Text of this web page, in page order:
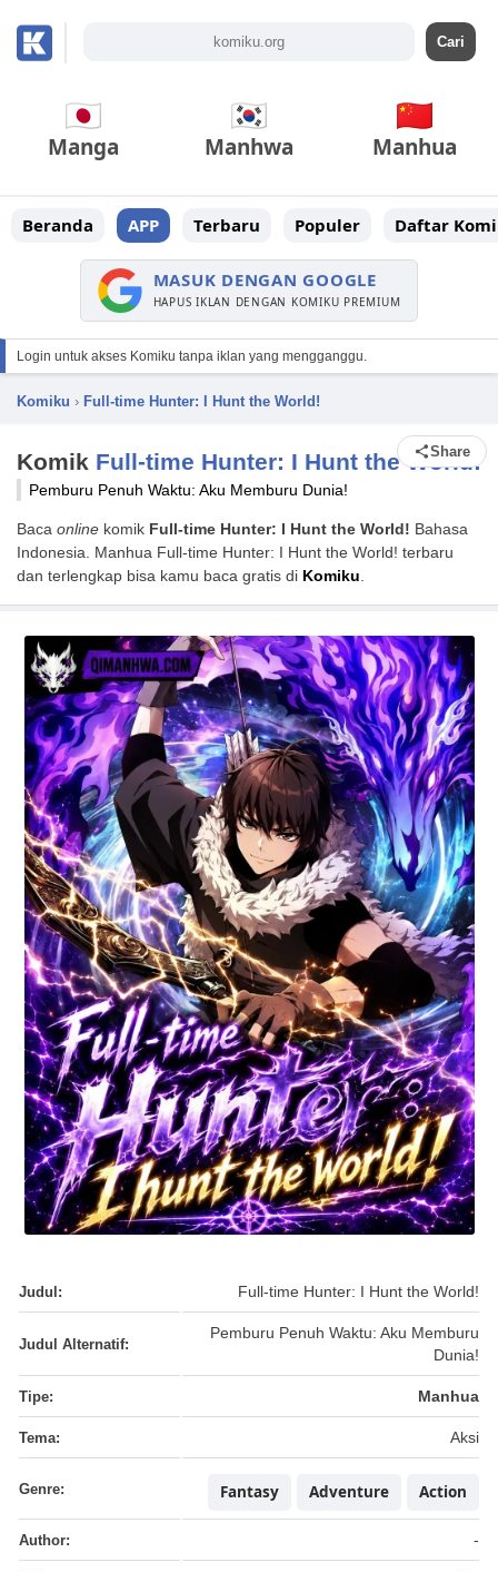
Manga Manhwa Manhua
Beranda APP Terbaru Populer Daftar
MASUK DENGAN GOOGLE
HAPUS IKLAN DENGAN KOMIKU PREMIUM
Login untuk akses Komiku tanpa iklan yang mengganggu.
Komiku › Full-time Hunter: I Hunt the World!
Komik Full-time Hunter: I Hunt the World!
Share
Pemburu Penuh Waktu: Aku Memburu Dunia!
Baca online komik Full-time Hunter: I Hunt the World! Bahasa
Indonesia. Manhua Full-time Hunter: I Hunt the World! terbaru
dan terlengkap bisa kamu baca gratis di Komiku
Judul: Full-time Hunter: I Hunt the World!
Judul Alternatif:
Pemburu Penuh Waktu: Aku Memburu
Dunia!
Tipe: Manhua
Tema: Aksi
Genre: Action
Adventure
Fantasy
Author: -